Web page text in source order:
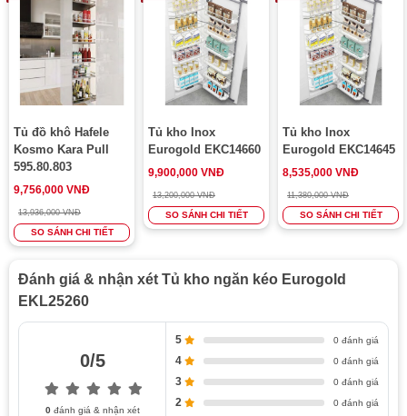
Tủ đồ khô Hafele
Kosmo Kara Pull
595.80.803
9,756,000 VNĐ
13,936,000 VNĐ
SO SÁNH CHI TIẾT
Tủ kho Inox
Eurogold EKC14660
9,900,000 VNĐ
13,200,000 VNĐ
SO SÁNH CHI TIẾT
Tủ kho Inox
Eurogold EKC14645
8,535,000 VNĐ
11,380,000 VNĐ
SO SÁNH CHI TIẾT
Đánh giá & nhận xét Tủ kho ngăn kéo Eurogold
EKL25260
0/5
0đánh giá & nhận xét
5 0 đánh giá
4 0 đánh giá
3 0 đánh giá
2 0 đánh giá